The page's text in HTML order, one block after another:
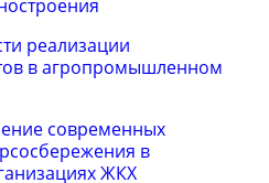
реализации
в агропромышленном
современных
в
ЖКХ